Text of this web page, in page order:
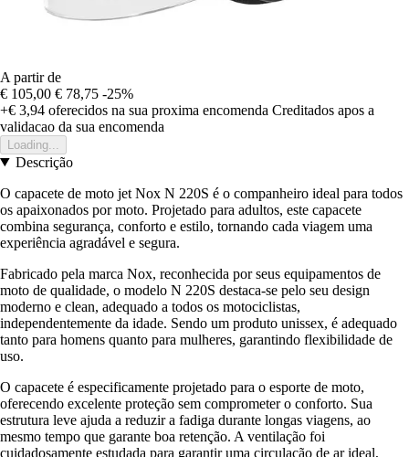
A partir de
€ 105,00 € 78,75 -25%
+€ 3,94 oferecidos na sua proxima encomenda Creditados apos a
validacao da sua encomenda
Loading...
Descrição
O capacete de moto jet Nox N 220S é o companheiro ideal para todos
os apaixonados por moto. Projetado para adultos, este capacete
combina segurança, conforto e estilo, tornando cada viagem uma
experiência agradável e segura.
Fabricado pela marca Nox, reconhecida por seus equipamentos de
moto de qualidade, o modelo N 220S destaca-se pelo seu design
moderno e clean, adequado a todos os motociclistas,
independentemente da idade. Sendo um produto unissex, é adequado
tanto para homens quanto para mulheres, garantindo flexibilidade de
uso.
O capacete é especificamente projetado para o esporte de moto,
oferecendo excelente proteção sem comprometer o conforto. Sua
estrutura leve ajuda a reduzir a fadiga durante longas viagens, ao
mesmo tempo que garante boa retenção. A ventilação foi
cuidadosamente estudada para garantir uma circulação de ar ideal,